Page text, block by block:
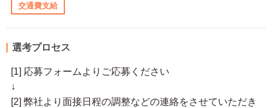
交通費支給
選考プロセス
[1] 応募フォームよりご応募ください
↓
[2] 弊社より面接日程の調整などの連絡をさせていただき